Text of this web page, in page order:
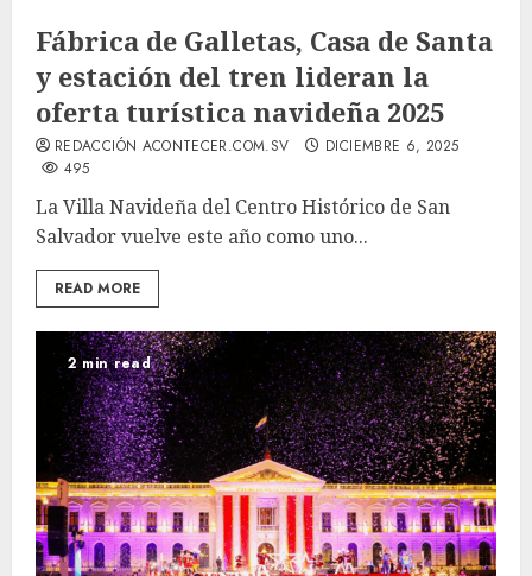
Fábrica de Galletas, Casa de Santa
y estación del tren lideran la
oferta turística navideña 2025
REDACCIÓN ACONTECER.COM.SV
DICIEMBRE 6, 2025
495
La Villa Navideña del Centro Histórico de San
Salvador vuelve este año como uno...
READ MORE
2 min read